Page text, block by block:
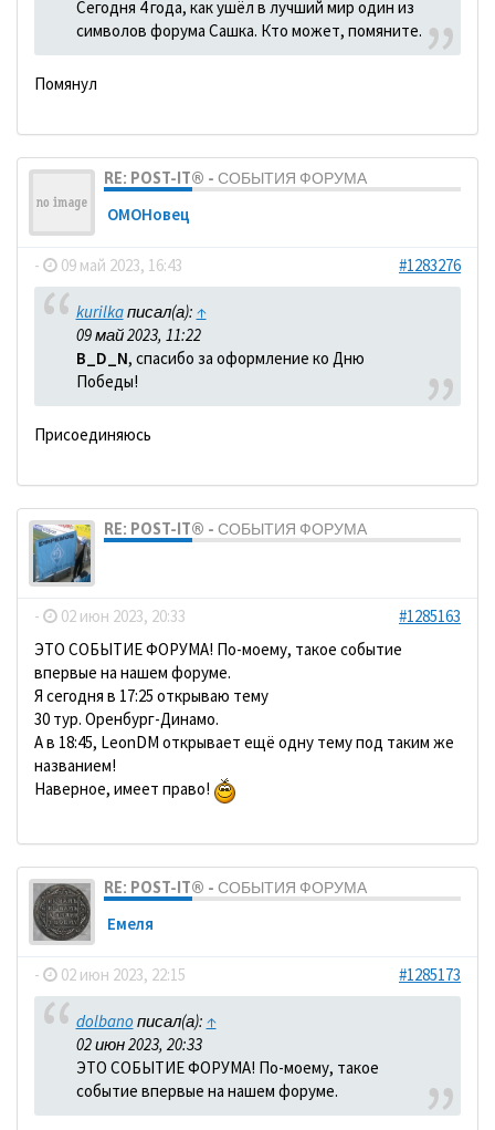
Сегодня 4 года, как ушёл в лучший мир один из
символов форума Сашка. Кто может, помяните.
Помянул
RE: POST-IT® - СОБЫТИЯ ФОРУМА
ОМОНовец
- 09 май 2023, 16:43 #1283276
kurilkaписал(а): ↑
09 май 2023, 11:22
B_D_N, спасибо за оформление ко Дню
Победы!
Присоединяюсь
RE: POST-IT® - СОБЫТИЯ ФОРУМА
- 02 июн 2023, 20:33
#1285163
ЭТО СОБЫТИЕ ФОРУМА! По-моему, такое событие
впервые на нашем форуме.
Я сегодня в 17:25 открываю тему
30 тур. Оренбург-Динамо.
А в 18:45, LeonDM открывает ещё одну тему под таким же
названием!
Наверное, имеет право!
RE: POST-IT® - СОБЫТИЯ ФОРУМА
Емеля
- 02 июн 2023, 22:15 #1285173
dolbano писал(а): ↑
02 июн 2023, 20:33
ЭТО СОБЫТИЕ ФОРУМА! По-моему, такое
событие впервые на нашем форуме.